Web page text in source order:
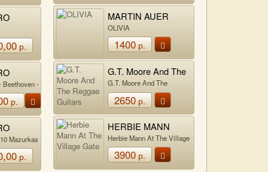
р.
Beethoven -
-
- Mompou
р.
Mazurkas
45 ·
·
31
р.
MARTIN AUER
QUINTET
OLIVIA
1400р.
G.T. Moore And The
Reggae Guitars
G.T. Moore And The
Reggae Guitars
2650р.
HERBIE MANN
Herbie Mann At The Village
Gate
3900р.